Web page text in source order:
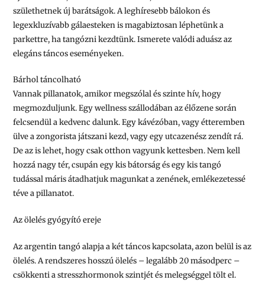
születhetnek új barátságok. A leghíresebb bálokon és
legexkluzívabb gálaesteken is magabiztosan léphetünk a
parkettre, ha tangózni kezdtünk.Ismerete valódi aduászaz
elegáns táncos eseményeken.
Bárhol táncolható
Vannak pillanatok, amikor megszólal és szinte hív, hogy
megmozduljunk. Egy wellness szállodában az élőzene során
felcsendül a kedvenc dalunk. Egy kávézóban, vagy étteremben
ülve a zongorista játszani kezd, vagy egy utcazenész zendít rá.
De az is lehet, hogy csak otthon vagyunk kettesben. Nem kell
hozzá nagy tér, csupán egy kis bátorság és egy kis tangó
tudással máris átadhatjuk magunkat a zenének, emlékezetessé
téve a pillanatot.
Az ölelés gyógyító ereje
Az argentin tangó alapja a két táncos kapcsolata, azon belül is az
ölelés. A rendszeres hosszú ölelés – legalább 20 másodperc –
csökkenti a stresszhormonok szintjét és melegséggel tölt el.